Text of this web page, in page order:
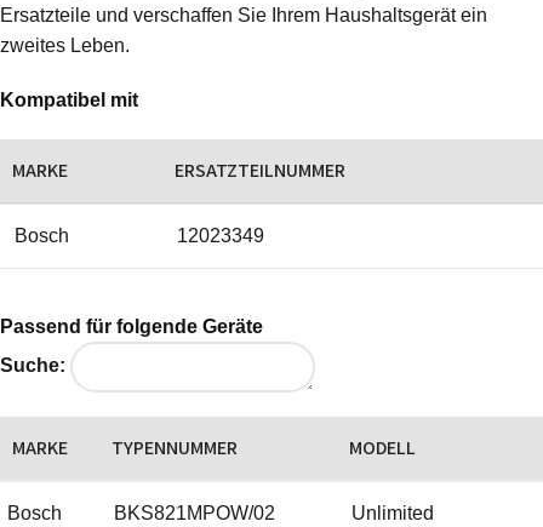
Ersatzteile und verschaffen Sie Ihrem Haushaltsgerät ein
zweites Leben.
Kompatibel mit
MARKE ERSATZTEILNUMMER
Bosch 12023349
Passend für folgende Geräte
Suche:
MARKE TYPENNUMMER MODELL
Bosch BKS821MPOW/02 Unlimited